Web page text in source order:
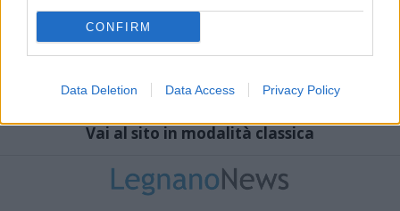
CONFIRM
Data Deletion Data Access Privacy Policy
Vai al sito in modalità classica